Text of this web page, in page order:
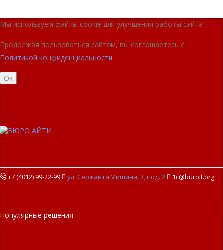
Мы используем файлы cookie для улучшения работы сайта
Продолжая пользоваться сайтом, вы соглашаетесь с
Политикой конфиденциальности
Ок
+7 (4012) 99-22-99  ул. Сержанта Мишина, 3, под. 2  1c@buroit.org
Популярные решения